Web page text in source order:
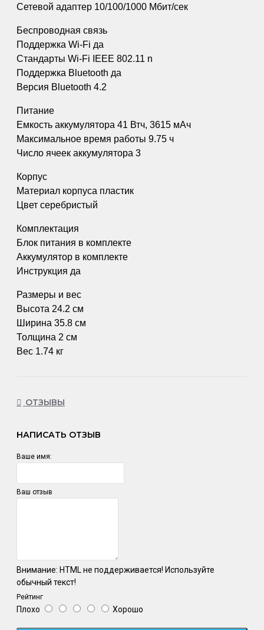
Сетевой адаптер 10/100/1000 Мбит/сек
Беспроводная связь
Поддержка Wi-Fi да
Стандарты Wi-Fi IEEE 802.11 n
Поддержка Bluetooth да
Версия Bluetooth 4.2
Питание
Емкость аккумулятора 41 Втч, 3615 мАч
Максимальное время работы 9.75 ч
Число ячеек аккумулятора 3
Корпус
Материал корпуса пластик
Цвет серебристый
Комплектация
Блок питания в комплекте
Аккумулятор в комплекте
Инструкция да
Размеры и вес
Высота 24.2 см
Ширина 35.8 см
Толщина 2 см
Вес 1.74 кг
ОТЗЫВЫ
НАПИСАТЬ ОТЗЫВ
Ваше имя:
Ваш отзыв
Внимание: HTML не поддерживается! Используйте
обычный текст!
Рейтинг
Плохо Хорошо